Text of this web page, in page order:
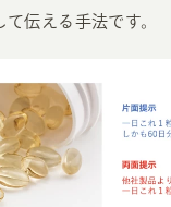
伝える手法です。